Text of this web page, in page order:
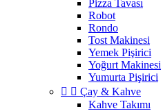
Pizza Tavası
Robot
Rondo
Tost Makinesi
Yemek Pişirici
Yoğurt Makinesi
Yumurta Pişirici
  Çay & Kahve
Kahve Takımı